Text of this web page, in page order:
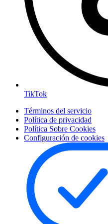
TikTok
Términos del servicio
Política de privacidad
Política Sobre Cookies
Configuración de cookies